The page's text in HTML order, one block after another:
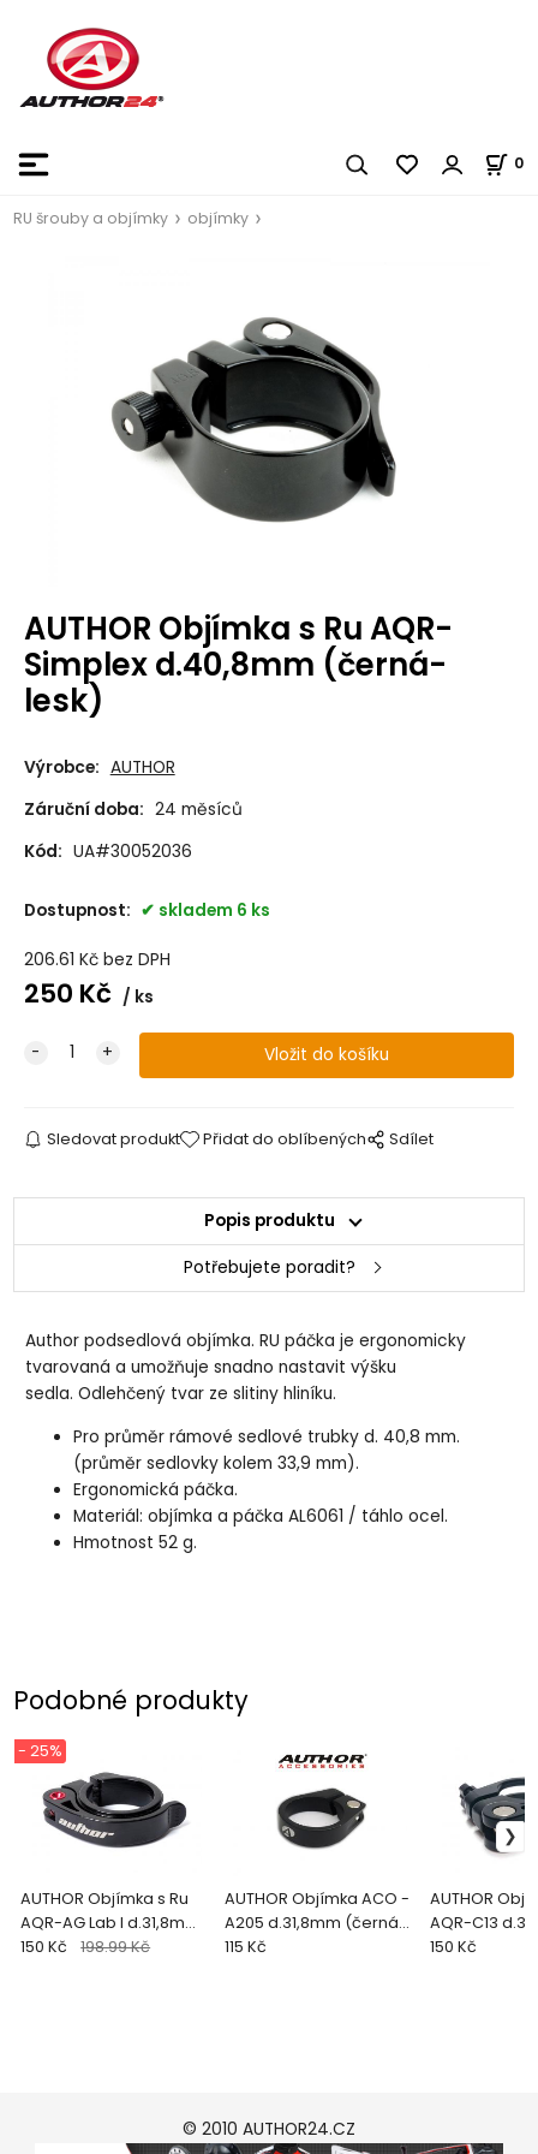
0
RU šrouby a objímky objímky
AUTHOR Objímka s Ru AQR-
Simplex d.40,8mm (černá-
lesk)
Výrobce: AUTHOR
Záruční doba: 24 měsíců
Kód: UA#30052036
Dostupnost: skladem 6 ks
206.61 Kč bez DPH
250 Kč ks
Sledovat produkt Přidat do oblíbených Sdílet
Popis produktu
Potřebujete poradit?
Author podsedlová objímka. RU páčka je ergonomicky
tvarovaná a umožňuje snadno nastavit výšku
sedla. Odlehčený tvar ze slitiny hliníku.
Pro průměr rámové sedlové trubky d. 40,8 mm.
(průměr sedlovky kolem 33,9 mm).
Ergonomická páčka.
Materiál: objímka a páčka AL6061 / táhlo ocel.
Hmotnost 52 g.
Podobné produkty
AUTHOR Objímka s Ru
AQR-AG Lab I d.31,8mm
(černá-lesk)
- 25%
150 Kč 198.99 Kč
AUTHOR Objímka ACO -
A205 d.31,8mm (černá-
matná)
115 Kč
AUTHOR
AQR-C13
(černá-
150 Kč
© 2010 AUTHOR24.CZ